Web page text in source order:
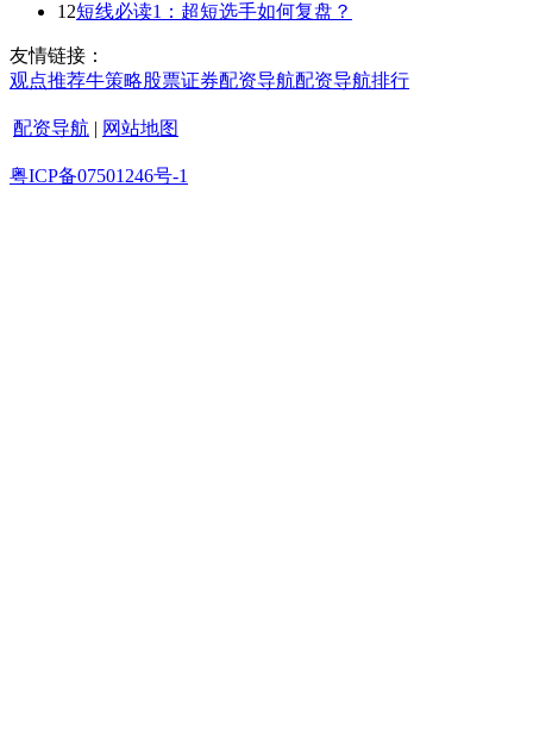
12短线必读1：超短选手如何复盘？
友情链接：
观点推荐牛策略股票证券配资导航配资导航排行
配资导航 | 网站地图
粤ICP备07501246号-1